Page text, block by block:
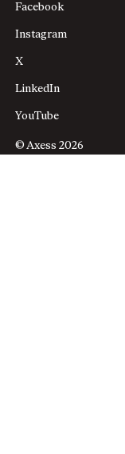
Facebook
Instagram
X
LinkedIn
YouTube
© Axess 2026